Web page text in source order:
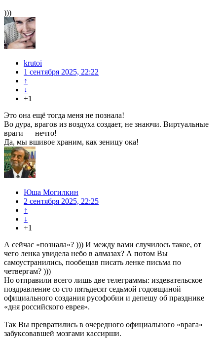
)))
krutoi
1 сентября 2025, 22:22
↑
↓
+1
Это она ещё тогда меня не познала!
Во дура, врагов из воздуха создает, не знаючи. Виртуальные
враги — нечто!
Да, мы вшивое храним, как зеницу ока!
Юша Могилкин
2 сентября 2025, 22:25
↑
↓
+1
А сейчас «познала»? ))) И между вами случилось такое, от
чего ленка увидела небо в алмазах? А потом Вы
самоустранились, пообещав писать ленке письма по
четвергам? )))
Но отправили всего лишь две телеграммы: издевательское
поздравление со сто пятьдесят седьмой годовщиной
официального создания русофобии и депешу об празднике
«дня российского еврея».
Так Вы превратились в очередного официального «врага»
забуксовавшей мозгами кассирши.